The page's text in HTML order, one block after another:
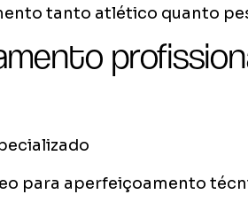
tanto atlético quanto
para aperfeiçoamento